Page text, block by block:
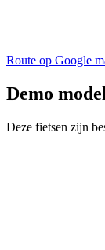
Route op Google
Demo
Deze fietsen zijn